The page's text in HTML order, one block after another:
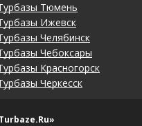
Тюмень
Ижевск
Челябинск
Чебоксары
Красногорск
Черкесск